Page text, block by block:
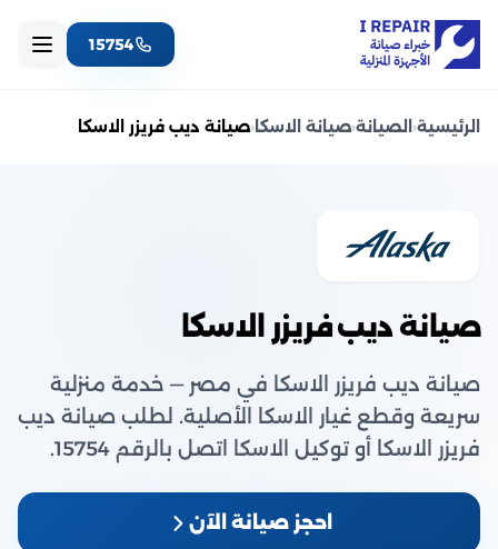
15754
الرئيسية‹ الصيانة‹صيانة الاسكا‹صيانة ديب فريزر الاسكا
صيانة ديب فريزر الاسكا
صيانة ديب فريزر الاسكا في مصر — خدمة منزلية
سريعة وقطع غيار الاسكا الأصلية. لطلب صيانة ديب
فريزر الاسكا أو توكيل الاسكا اتصل بالرقم 15754.
احجز صيانة الآن